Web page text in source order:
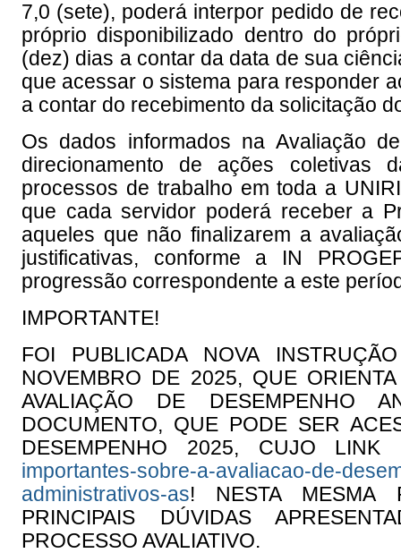
7,0 (sete), poderá interpor pedido de
próprio disponibilizado dentro do
(dez) dias a contar da data de sua
que acessar o sistema para responder
a contar do recebimento da solicitação
Os dados informados na Avaliação
direcionamento de ações coletivas
processos de trabalho em toda a
que cada servidor poderá receber a
aqueles que não finalizarem a
justificativas, conforme a IN
progressão correspondente a este
IMPORTANTE!
FOI PUBLICADA NOVA
NOVEMBRO DE 2025, QUE
AVALIAÇÃO DE DESEMPENHO
DOCUMENTO, QUE PODE SER
DESEMPENHO 2025, CUJO
importantes-sobre-a-avaliacao-de-
administrativos-as! NESTA MESMA
PRINCIPAIS DÚVIDAS
PROCESSO AVALIATIVO.